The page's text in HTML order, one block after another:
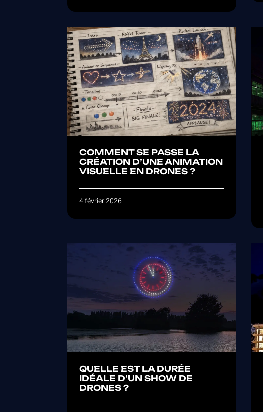
COMMENT SE PASSE LA
CRÉATION D’UNE ANIMATION
VISUELLE EN DRONES ?
4 février 2026
QUELLE EST LA DURÉE
IDÉALE D’UN SHOW DE
DRONES ?